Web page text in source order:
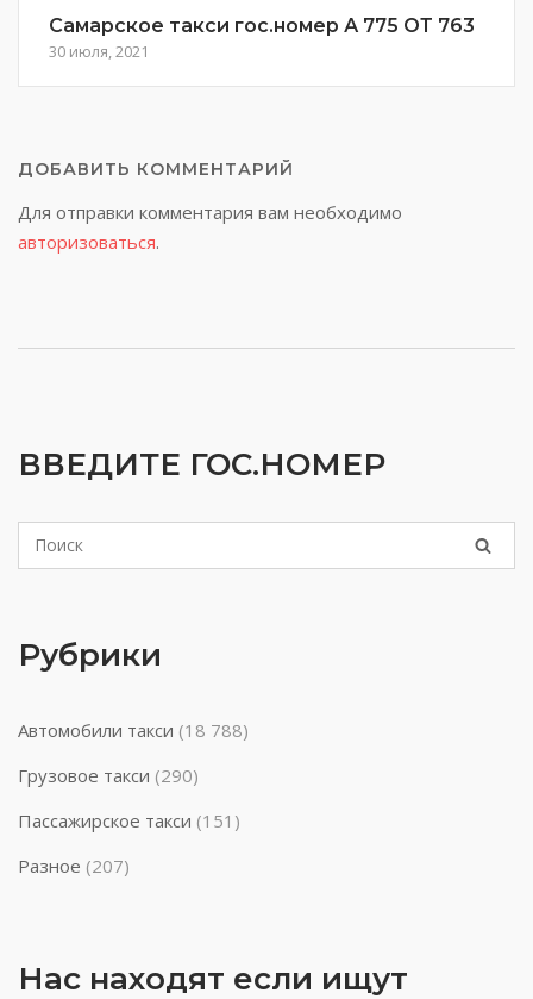
Самарское такси гос.номер А 775 ОТ 763
30 июля, 2021
ДОБАВИТЬ КОММЕНТАРИЙ
Для отправки комментария вам необходимо
авторизоваться.
ВВЕДИТЕ ГОС.НОМЕР
Рубрики
Автомобили такси (18 788)
Грузовое такси (290)
Пассажирское такси (151)
Разное (207)
Нас находят если ищут